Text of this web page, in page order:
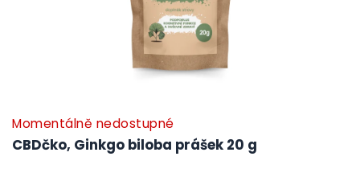
CBDčko, Ginkgo biloba prášek 20 g
Momentálně nedostupné